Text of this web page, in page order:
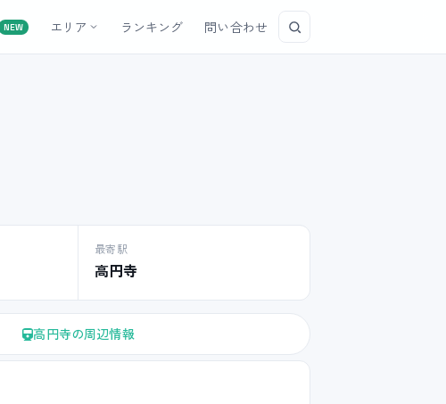
NEW エリア ランキング 問い合わせ
最寄駅
高円寺
高円寺の周辺情報